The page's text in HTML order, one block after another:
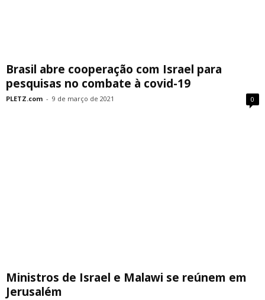
Brasil abre cooperação com Israel para
pesquisas no combate à covid-19
PLETZ.com - 9 de março de 2021 0
Ministros de Israel e Malawi se reúnem em
Jerusalém